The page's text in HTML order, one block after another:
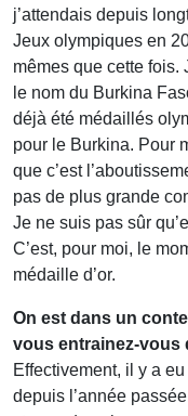
j’attendais depuis
Jeux olympiques en
mêmes que cette fois.
le nom du Burkina
déjà été médaillés
pour le Burkina. Pour
que c’est
pas de plus grande
Je ne suis pas sûr
C’est, pour moi, le
médaille d’or.
On est dans un
vous entrainez-vous
Effectivement, il y a
depuis l’année